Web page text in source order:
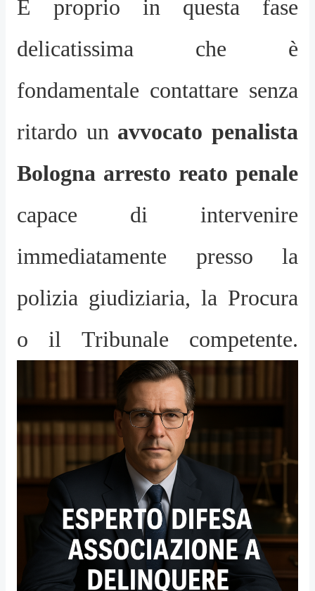
È proprio in questa fase
delicatissima che è
fondamentale contattare senza
ritardo un avvocato penalista
Bologna arresto reato penale
capace di intervenire
immediatamente presso la
polizia giudiziaria, la Procura
o il Tribunale competente.